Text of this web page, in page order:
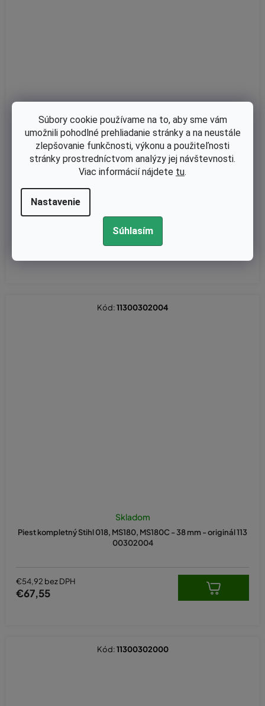
Súbory cookie používame na to, aby sme vám
umožnili pohodlné prehliadanie stránky a na neustále
zlepšovanie funkčnosti, výkonu a použiteľnosti
stránky prostredníctvom analýzy jej návštevnosti.
Viac informácií nájdete tu.
Nastavenie
Súhlasím
Piest kompletný Stihl MS270, MS270C - 44 mm - originál 113303
Skladom
Piest kompletný Stihl 018, MS180, MS180C - 38 mm - originál 113
00302004
Skladom
€54,92 bez DPH
€67,55
Kód:11300302004
Kód:11300302000